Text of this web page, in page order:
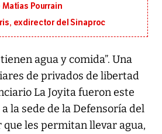
Pourrain
exdirector del Sinaproc
agua y comida”. Una
de privados de libertad
La Joyita fueron este
la sede de la Defensoría del
que les permitan llevar agua,